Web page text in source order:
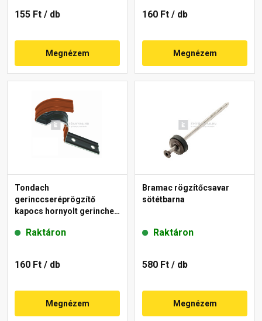
155 Ft / db
Megnézem
160 Ft / db
Megnézem
Tondach
gerinccseréprögzítő
kapocs hornyolt gerinchez
Raktáron
160 Ft / db
Megnézem
Bramac rögzítőcsavar
sötétbarna
Raktáron
580 Ft / db
Megnézem